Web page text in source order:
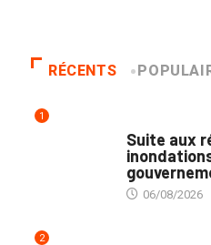
RÉCENTS
1
Suite aux
06/08/2026
2